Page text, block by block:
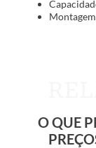
O QUE